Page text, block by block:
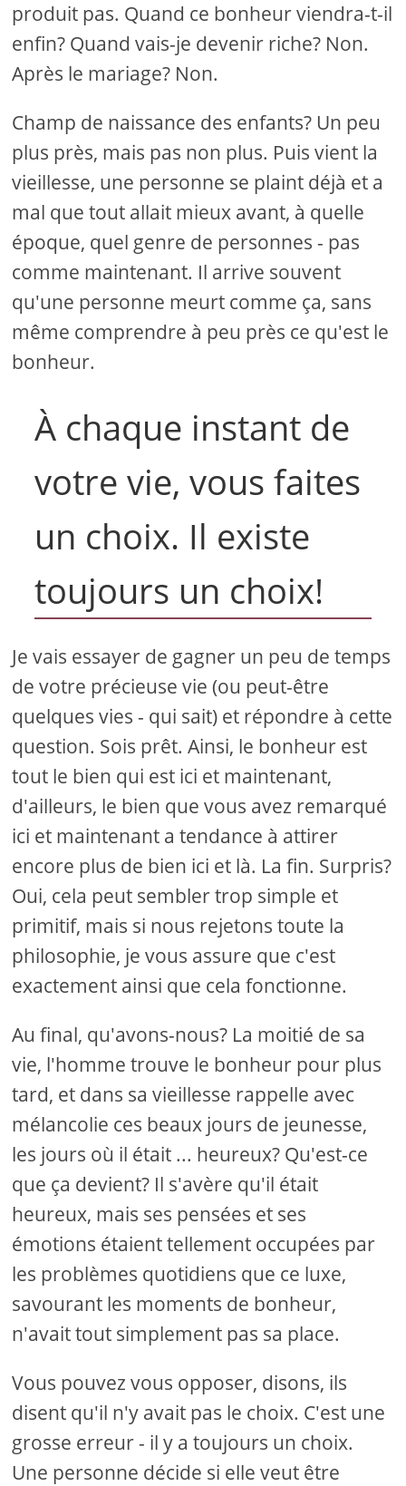
produit pas. Quand ce bonheur viendra-t-il
enfin? Quand vais-je devenir riche? Non.
Après le mariage? Non.
Champ de naissance des enfants? Un peu
plus près, mais pas non plus. Puis vient la
vieillesse, une personne se plaint déjà et a
mal que tout allait mieux avant, à quelle
époque, quel genre de personnes - pas
comme maintenant. Il arrive souvent
qu'une personne meurt comme ça, sans
même comprendre à peu près ce qu'est le
bonheur.
À chaque instant de
votre vie, vous faites
un choix. Il existe
toujours un choix!
Je vais essayer de gagner un peu de temps
de votre précieuse vie (ou peut-être
quelques vies - qui sait) et répondre à cette
question. Sois prêt. Ainsi, le bonheur est
tout le bien qui est ici et maintenant,
d'ailleurs, le bien que vous avez remarqué
ici et maintenant a tendance à attirer
encore plus de bien ici et là. La fin. Surpris?
Oui, cela peut sembler trop simple et
primitif, mais si nous rejetons toute la
philosophie, je vous assure que c'est
exactement ainsi que cela fonctionne.
Au final, qu'avons-nous? La moitié de sa
vie, l'homme trouve le bonheur pour plus
tard, et dans sa vieillesse rappelle avec
mélancolie ces beaux jours de jeunesse,
les jours où il était ... heureux? Qu'est-ce
que ça devient? Il s'avère qu'il était
heureux, mais ses pensées et ses
émotions étaient tellement occupées par
les problèmes quotidiens que ce luxe,
savourant les moments de bonheur,
n'avait tout simplement pas sa place.
Vous pouvez vous opposer, disons, ils
disent qu'il n'y avait pas le choix. C'est une
grosse erreur - il y a toujours un choix.
Une personne décide si elle veut être